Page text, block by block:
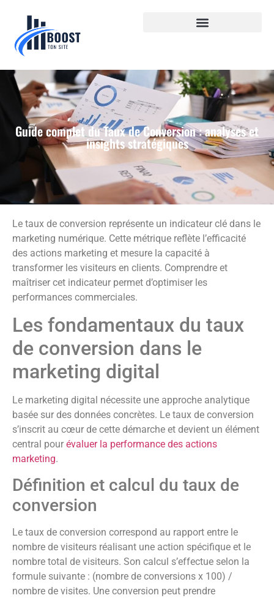
Guide complet du Taux de Conversion : analyses et
insights stratégiques
Le taux de conversion représente un indicateur clé dans le
marketing numérique. Cette métrique reflète l’efficacité
des actions marketing et mesure la capacité à
transformer les visiteurs en clients. Comprendre et
maîtriser cet indicateur permet d’optimiser les
performances commerciales.
Les fondamentaux du taux
de conversion dans le
marketing digital
Le marketing digital nécessite une approche analytique
basée sur des données concrètes. Le taux de conversion
s’inscrit au cœur de cette démarche et devient un élément
central pour évaluer la performance des actions
marketing.
Définition et calcul du taux de
conversion
Le taux de conversion correspond au rapport entre le
nombre de visiteurs réalisant une action spécifique et le
nombre total de visiteurs. Son calcul s’effectue selon la
formule suivante : (nombre de conversions x 100) /
nombre de visites. Une conversion peut prendre